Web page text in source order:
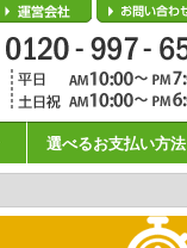
会社概要
選べるお支払い方法